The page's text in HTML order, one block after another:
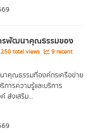
รพัฒนาคุณธรรมของ
total views
9 recent
คุณธรรมที่องค์กรเครือข่าย
การความรู้และบริการ
ส่งเสริม...